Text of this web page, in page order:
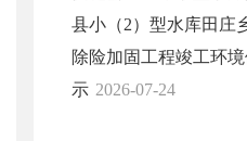
县小（2）型水库田庄
除险加固工程竣工环
示 2026-07-24